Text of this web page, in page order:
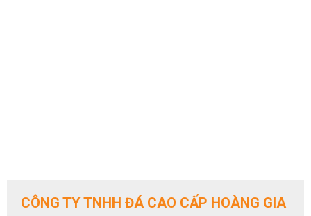
CÔNG TY TNHH ĐÁ CAO CẤP HOÀNG GIA